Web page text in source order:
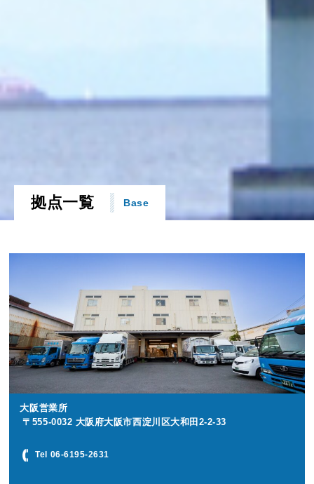
拠点一覧 Base
大阪営業所
〒555-0032 大阪府大阪市西淀川区大和田2-2-33
Tel 06-6195-2631